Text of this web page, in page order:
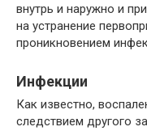
внутрь и наружно и
на устранение
проникновением
Инфекции
Как известно,
следствием другого